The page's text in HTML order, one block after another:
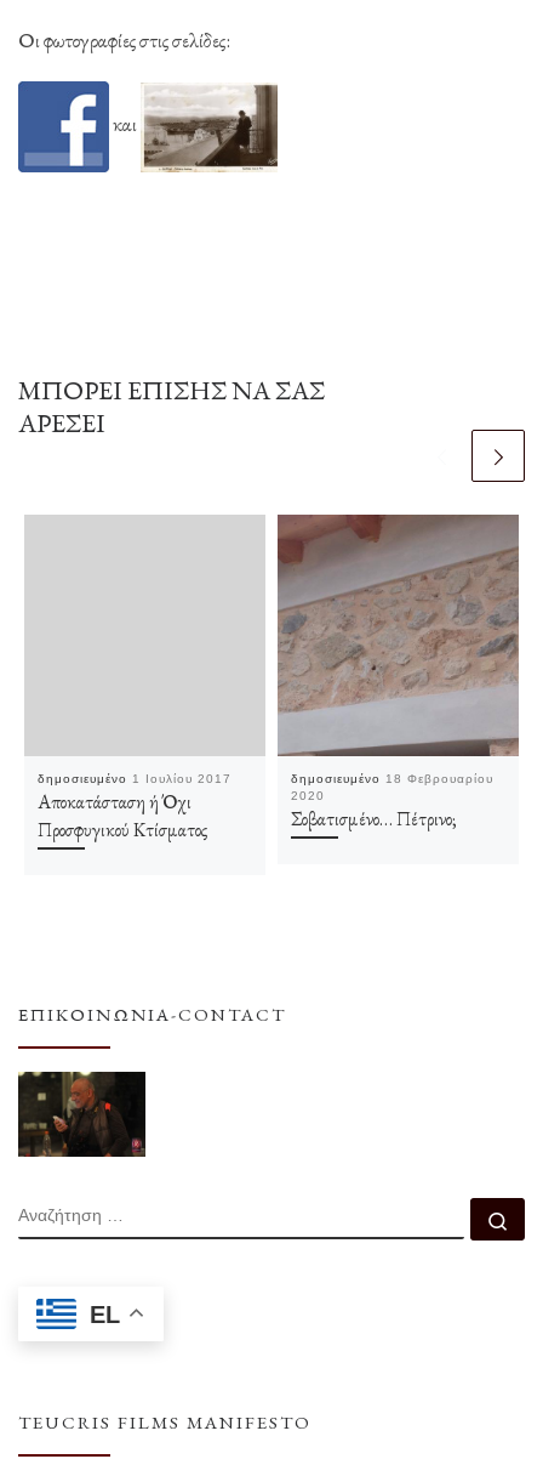
Οι φωτογραφίες στις σελίδες:
και
ΜΠΟΡΕΊ ΕΠΊΣΗΣ ΝΑ ΣΑΣ
ΑΡΈΣΕΙ
δημοσιευμένο 1 Ιουλίου 2017
Αποκατάσταση ή Όχι
Προσφυγικού Κτίσματος
δημοσιευμένο 18 Φεβρουαρίου
2020
Σοβατισμένο… Πέτρινο;
ΕΠΙΚΟΙΝΩΝΊΑ-CONTACT
ΑΝΑΖΉΤΗΣΗ
EL
TEUCRIS FILMS MANIFESTO